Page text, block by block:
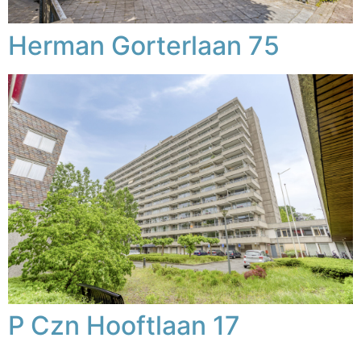
Herman Gorterlaan 75
P Czn Hooftlaan 17